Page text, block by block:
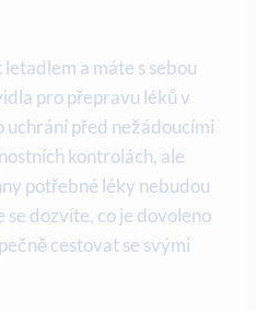
a máte s sebou
pro přepravu léků v
uchrání před nežádoucími
kontrolách, ale
potřebné léky nebudou
dozvíte, co je dovoleno
cestovat se svými